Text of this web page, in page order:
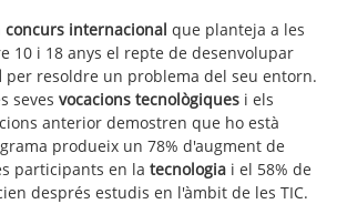
concurs internacional que planteja a les
10 i 18 anys el repte de desenvolupar
per resoldre un problema del seu entorn.
seves vocacions tecnològiques i els
anterior demostren que ho està
produeix un 78% d'augment de
participants en la tecnologia i el 58% de
després estudis en l'àmbit de les TIC.